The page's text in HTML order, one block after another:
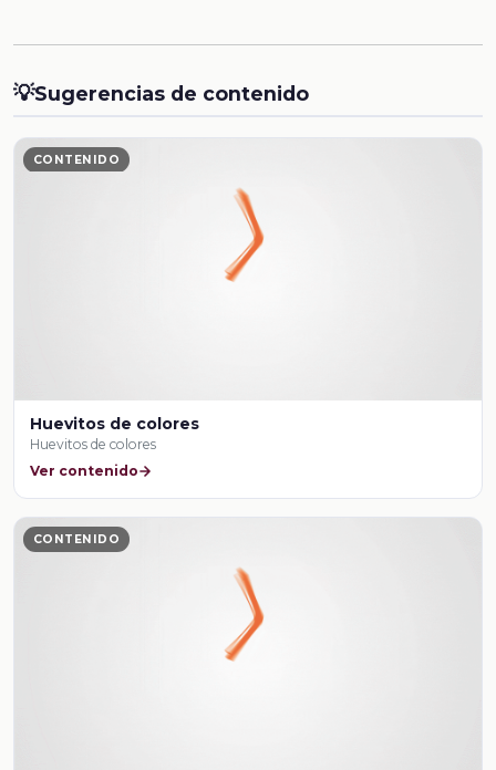
💡Sugerencias de contenido
CONTENIDO
Huevitos de colores
Huevitos de colores
Ver contenido
CONTENIDO